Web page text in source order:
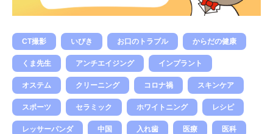
CT撮影 いびき お口のトラブル からだの健康
くま先生 アンチエイジング インプラント
オステム クリーニング コロナ禍 スキンケア
スポーツ セラミック ホワイトニング レシピ
レッサーパンダ 中国 入れ歯 医療 医科